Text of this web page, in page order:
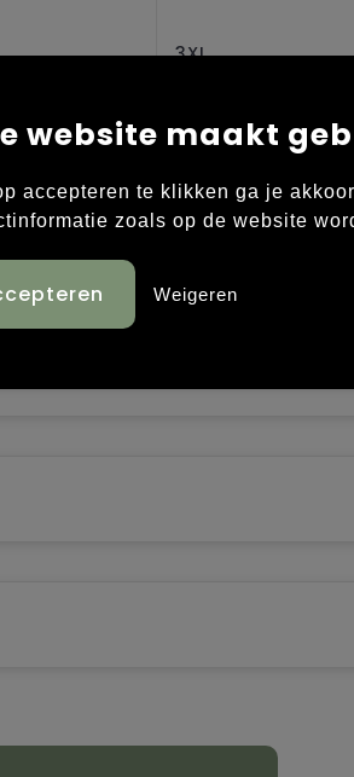
3XL
12. Stof van topkwaliteit.
mouwuiteinden en
website maakt
accepteren te klikken ga je
zoals op de website
Weigeren